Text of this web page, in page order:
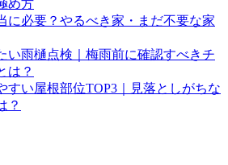
め方
に必要？やるべき家・まだ不要な家
い雨樋点検｜梅雨前に確認すべきチ
は？
すい屋根部位TOP3｜見落としがちな
？